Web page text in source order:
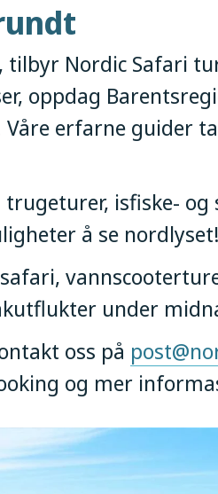
tilbyr Nordic Safari
oppdag
erfarne guider
isfiske-
å se nordlyset!
under
oss på
og mer